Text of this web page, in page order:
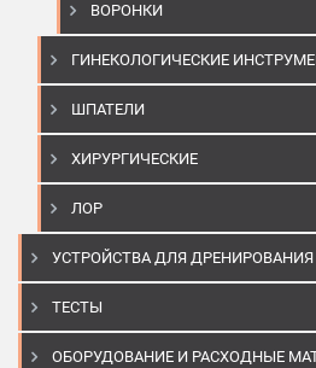
ВОРОНКИ
ГИНЕКОЛОГИЧЕСКИЕ
ШПАТЕЛИ
ХИРУРГИЧЕСКИЕ
ЛОР
УСТРОЙСТВА ДЛЯ ДРЕНИРОВАНИЯ
ТЕСТЫ
ОБОРУДОВАНИЕ И РАСХОДНЫЕ